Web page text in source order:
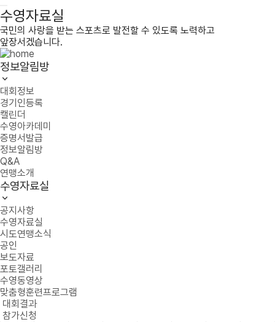
수영자료실
국민의 사랑을 받는 스포츠로 발전할 수 있도록 노력하고
앞장서겠습니다.
정보알림방
대회정보
경기인등록
캘린더
수영아카데미
증명서발급
정보알림방
Q&A
연맹소개
수영자료실
공지사항
수영자료실
시도연맹소식
공인
보도자료
포토갤러리
수영동영상
맞춤형훈련프로그램
대회결과
참가신청